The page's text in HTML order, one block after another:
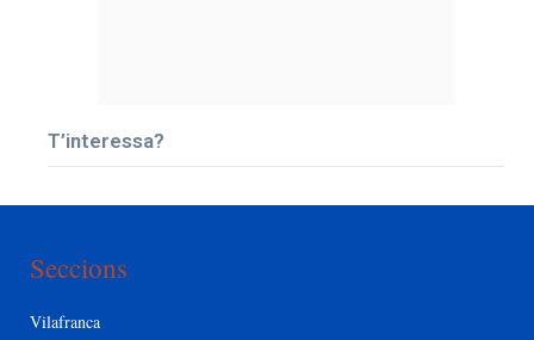
T’interessa?
Seccions
Vilafranca